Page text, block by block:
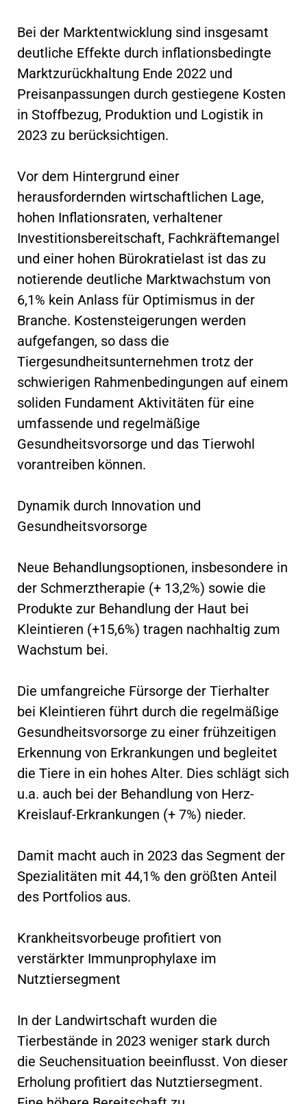
Bei der Marktentwicklung sind insgesamt
deutliche Effekte durch inflationsbedingte
Marktzurückhaltung Ende 2022 und
Preisanpassungen durch gestiegene Kosten
in Stoffbezug, Produktion und Logistik in
2023 zu berücksichtigen.
Vor dem Hintergrund einer
herausfordernden wirtschaftlichen Lage,
hohen Inflationsraten, verhaltener
Investitionsbereitschaft, Fachkräftemangel
und einer hohen Bürokratielast ist das zu
notierende deutliche Marktwachstum von
6,1% kein Anlass für Optimismus in der
Branche. Kostensteigerungen werden
aufgefangen, so dass die
Tiergesundheitsunternehmen trotz der
schwierigen Rahmenbedingungen auf einem
soliden Fundament Aktivitäten für eine
umfassende und regelmäßige
Gesundheitsvorsorge und das Tierwohl
vorantreiben können.
Dynamik durch Innovation und
Gesundheitsvorsorge
Neue Behandlungsoptionen, insbesondere in
der Schmerztherapie (+ 13,2%) sowie die
Produkte zur Behandlung der Haut bei
Kleintieren (+15,6%) tragen nachhaltig zum
Wachstum bei.
Die umfangreiche Fürsorge der Tierhalter
bei Kleintieren führt durch die regelmäßige
Gesundheitsvorsorge zu einer frühzeitigen
Erkennung von Erkrankungen und begleitet
die Tiere in ein hohes Alter. Dies schlägt sich
u.a. auch bei der Behandlung von Herz-
Kreislauf-Erkrankungen (+ 7%) nieder.
Damit macht auch in 2023 das Segment der
Spezialitäten mit 44,1% den größten Anteil
des Portfolios aus.
Krankheitsvorbeuge profitiert von
verstärkter Immunprophylaxe im
Nutztiersegment
In der Landwirtschaft wurden die
Tierbestände in 2023 weniger stark durch
die Seuchensituation beeinflusst. Von dieser
Erholung profitiert das Nutztiersegment.